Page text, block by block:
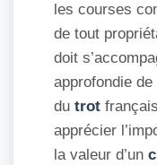
les courses
de tout
doit
approfondie
du trot
apprécier
la valeur d’un